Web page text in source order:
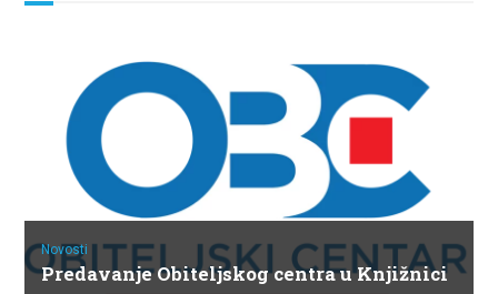
Novosti
Predavanje Obiteljskog centra u Knjižnici